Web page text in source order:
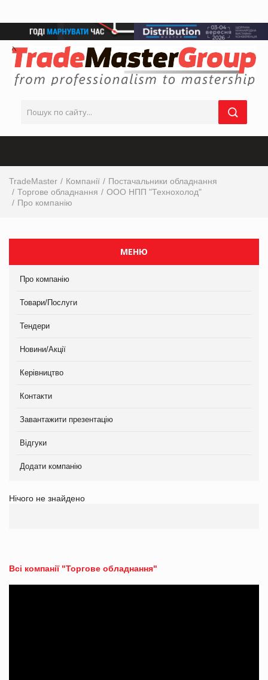
TradeMaster Компанії
Постачальники обладнання
Торгове обладнання
ООО НПП "Технохолод"
Про компанію
МЕНЮ
Про компанію
Товари/Послуги
Тендери
Новини/Акції
Керівництво
Контакти
Завантажити презентацію
Відгуки
Додати компанію
Нічого не знайдено
Всі компанії "Торгове обладнання"